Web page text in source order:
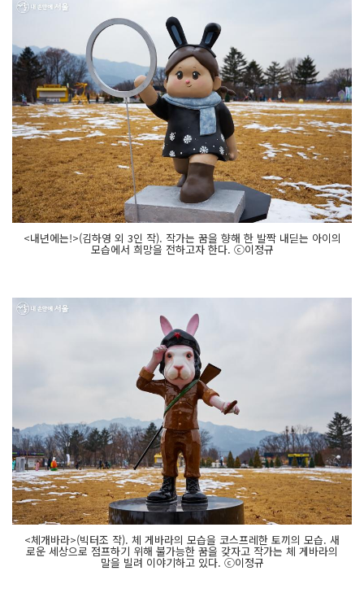
<내년에는!>(김하영 외 3인 작). 작가는 꿈을 향해 한 발짝 내딛는 아이의
모습에서 희망을 전하고자 한다. ⓒ이정규
<체개바라>(빅터조 작). 체 게바라의 모습을 코스프레한 토끼의 모습. 새
로운 세상으로 점프하기 위해 불가능한 꿈을 갖자고 작가는 체 게바라의
말을 빌려 이야기하고 있다. ⓒ이정규